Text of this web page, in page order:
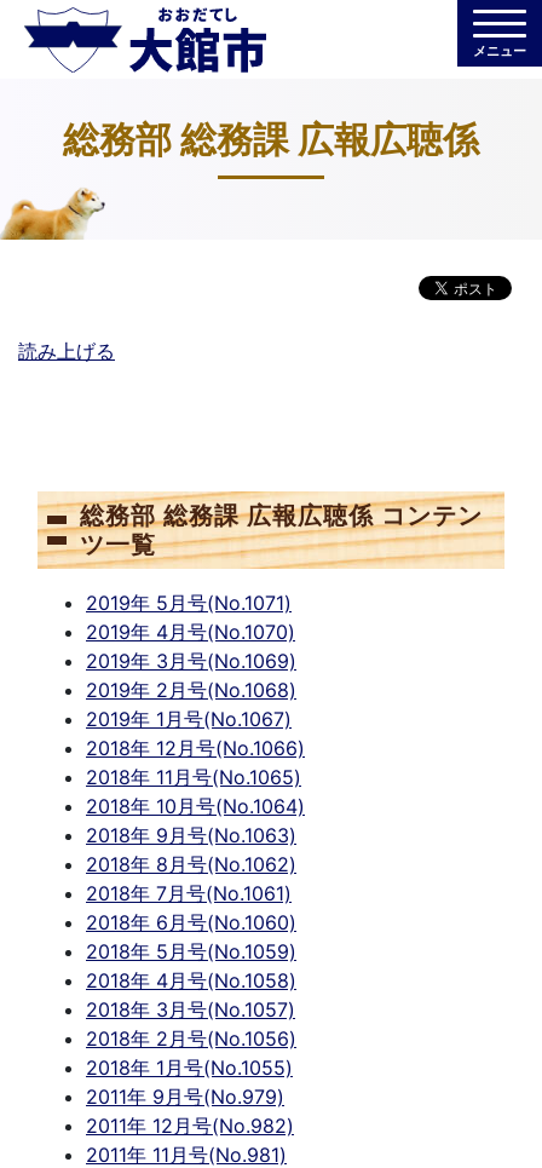
メニュー
総務部 総務課 広報広聴係
読み上げる
総務部 総務課 広報広聴係 コンテン
ツ一覧
2019年 5月号(No.1071)
2019年 4月号(No.1070)
2019年 3月号(No.1069)
2019年 2月号(No.1068)
2019年 1月号(No.1067)
2018年 12月号(No.1066)
2018年 11月号(No.1065)
2018年 10月号(No.1064)
2018年 9月号(No.1063)
2018年 8月号(No.1062)
2018年 7月号(No.1061)
2018年 6月号(No.1060)
2018年 5月号(No.1059)
2018年 4月号(No.1058)
2018年 3月号(No.1057)
2018年 2月号(No.1056)
2018年 1月号(No.1055)
2011年 9月号(No.979)
2011年 12月号(No.982)
2011年 11月号(No.981)